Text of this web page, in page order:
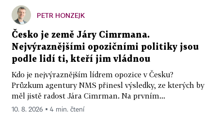
PETR HONZEJK
Česko je země Járy Cimrmana.
Nejvýraznějšími opozičními politiky jsou
podle lidí ti, kteří jim vládnou
Kdo je nejvýraznějším lídrem opozice v Česku?
Průzkum agentury NMS přinesl výsledky, ze kterých by
měl jistě radost Jára Cimrman. Na prvním...
10. 8. 2026 ▪ 4 min. čtení